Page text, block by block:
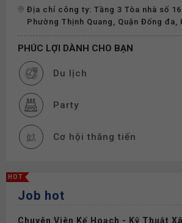
Địa chỉ công ty: Tầng 3 Tòa nhà số
Phường Thịnh Quang, Quận Đống đa,
PHÚC LỢI DÀNH CHO BẠN
Du lịch
Party
Cơ hội thăng tiến
Thiết bị làm việc
HOT
Job hot
Chuyên Viên Kế Hoạch - Kỹ Thuật